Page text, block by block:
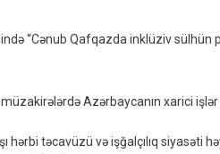
Cənub
Perspektivləri
Olunur
“Cənub Qafqazda inklüziv
Azərbaycanın xarici
hərbi təcavüzü və işğalçılıq siyasəti